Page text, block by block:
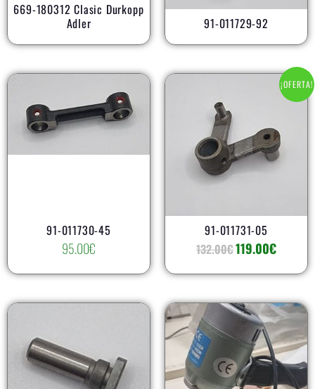
669-180312 Clasic Durkopp
Adler
91-011729-92
91-011730-45
95.00€
¡OFERTA!
91-011731-05
132.00€
132.00€.
119.00€
El
precio
es:
119.00€.